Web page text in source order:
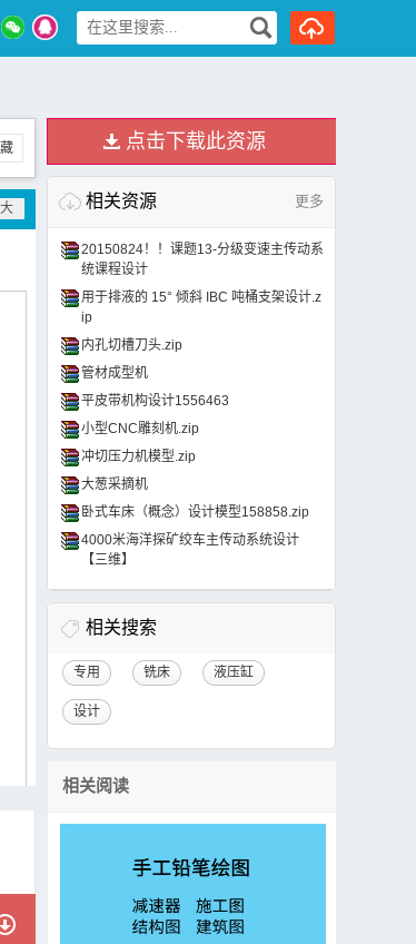
点击下载此资源
相关资源 更多
20150824！！课题13-分级变速主传动系
统课程设计
用于排液的 15° 倾斜 IBC 吨桶支架设计.z
ip
内孔切槽刀头.zip
管材成型机
平皮带机构设计1556463
小型CNC雕刻机.zip
冲切压力机模型.zip
大葱采摘机
卧式车床（概念）设计模型158858.zip
4000米海洋探矿绞车主传动系统设计
【三维】
相关搜索
专用 铣床 液压缸
设计
相关阅读